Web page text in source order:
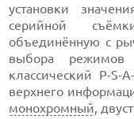
установки
серийной
объединённую с
выбора
классический P-S-
верхнего
монохромный,